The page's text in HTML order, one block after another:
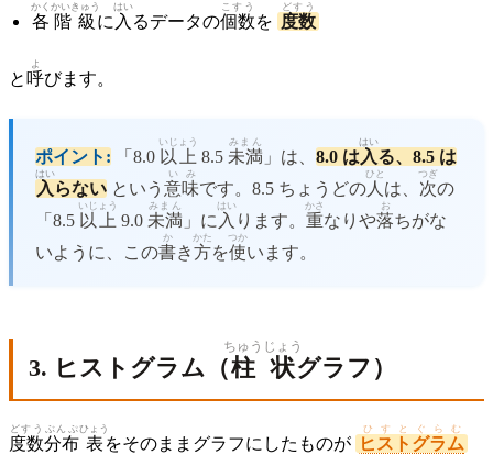
各
かく
階級
かいきゅう
に 入
はい
るデータの個数
こすう
を 度数
どすう
と 呼
よ
びます。
ポイント: 「8.0 以上
いじょう
8.5 未満
みまん
」は、 8.0 は 入
はい
る、8.5 は
入
はい
らない という 意味
いみ
です。8.5 ちょうどの 人
ひと
は、 次
つぎ
の
「8.5 以上
いじょう
9.0 未満
みまん
」に 入
はい
ります。 重
かさ
なりや落
お
ちがな
いように、この書
か
き方
かた
を使
つか
います。
3. ヒストグラム（柱状
ちゅうじょう
グラフ）
度数
どすう
分布
ぶんぷ
表
ひょう
をそのままグラフにしたものが ヒストグラム
ひすとぐらむ